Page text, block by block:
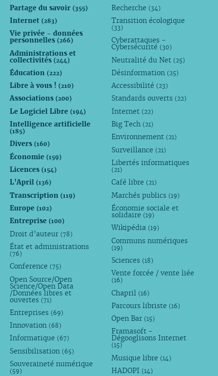
Partage du savoir (355)
Internet (283)
Vie privée - données
personnelles (266)
Administrations et
collectivités (244)
Éducation (222)
Libre à vous ! (210)
Associations (200)
Le Logiciel Libre (194)
Intelligence artificielle
(185)
Divers (160)
Économie (159)
Licences (154)
L’April (136)
Transcription (119)
Europe (102)
Entreprise (100)
Droit d’auteur (78)
État et administrations
(76)
Conference (75)
Open Source/Open
Science/Open Data
/Données libres et
ouvertes (71)
Entreprises (69)
Innovation (68)
Informatique (67)
Sensibilisation (65)
Souveraineté numérique
(59)
Recherche (34)
Transition écologique
(33)
Cyberattaques -
Cybersécurité (30)
Neutralité du Net (25)
Désinformation (25)
Accessibilité (23)
Standards ouverts (22)
Internet (22)
Big Tech (21)
Environnement (21)
Surveillance (21)
Libertés informatiques
(21)
Café libre (21)
Marchés publics (19)
Économie sociale et
solidaire (19)
Wikipédia (19)
Communs numériques
(19)
Sciences (18)
Vente forcée / vente liée
(16)
Chapril (16)
Parcours libriste (16)
Open Bar (15)
Framasoft -
Dégooglisons Internet
(15)
Musique libre (14)
HADOPI (14)